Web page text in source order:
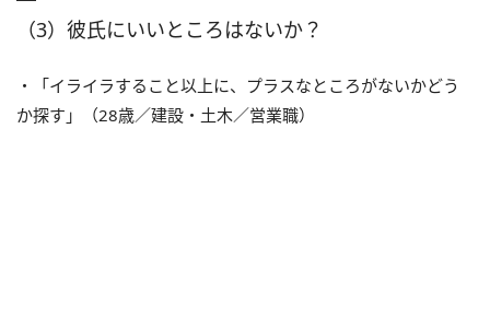
（3）彼氏にいいところはないか？
・「イライラすること以上に、プラスなところがないかどう
か探す」（28歳／建設・土木／営業職）